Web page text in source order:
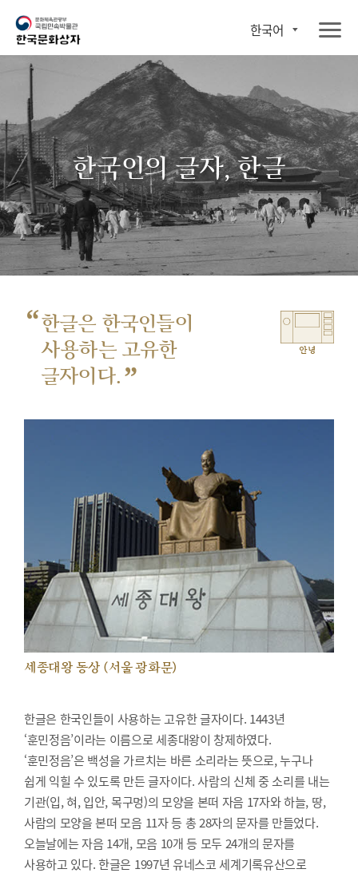
한국어
한국인의 글자, 한글
“한글은 한국인들이
사용하는 고유한
글자이다. ”
안녕
세종대왕 동상 (서울 광화문)
한글은 한국인들이 사용하는 고유한 글자이다. 1443년
‘훈민정음’이라는 이름으로 세종대왕이 창제하였다.
‘훈민정음’은 백성을 가르치는 바른 소리라는 뜻으로, 누구나
쉽게 익힐 수 있도록 만든 글자이다. 사람의 신체 중 소리를 내는
기관(입, 혀, 입안, 목구멍)의 모양을 본떠 자음 17자와 하늘, 땅,
사람의 모양을 본떠 모음 11자 등 총 28자의 문자를 만들었다.
오늘날에는 자음 14개, 모음 10개 등 모두 24개의 문자를
사용하고 있다. 한글은 1997년 유네스코 세계기록유산으로